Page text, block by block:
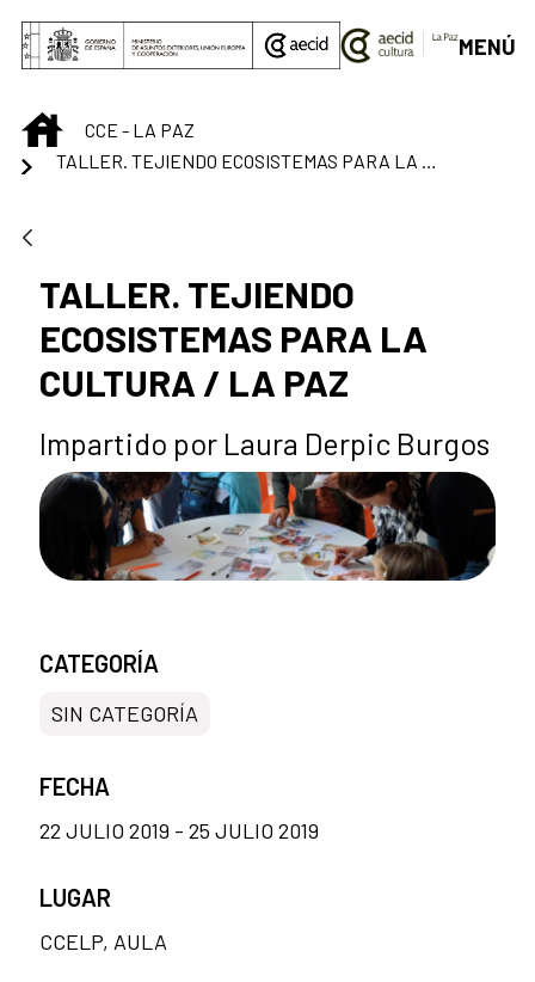
Saltar al contenido principal
MENÚ
INICIOCCE - LA PAZ
TALLER. TEJIENDO ECOSISTEMAS PARA LA CULTURA / LA PAZ
TALLER. TEJIENDO
ECOSISTEMAS PARA LA
CULTURA / LA PAZ
Impartido por Laura Derpic Burgos
CATEGORÍA
SIN CATEGORÍA
FECHA
22 JULIO 2019 - 25 JULIO 2019
LUGAR
CCELP, AULA